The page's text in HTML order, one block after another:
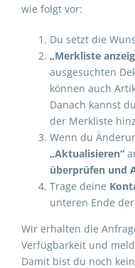
wie folgt vor:
Du setzt die
„Merkliste
ausgesuchten
können auch
Danach kannst
der Merkliste
Wenn du
„Aktualisieren“
überprüfen und
Trage deine
unteren Ende
Wir erhalten die
Verfügbarkeit und
Damit bist du noch